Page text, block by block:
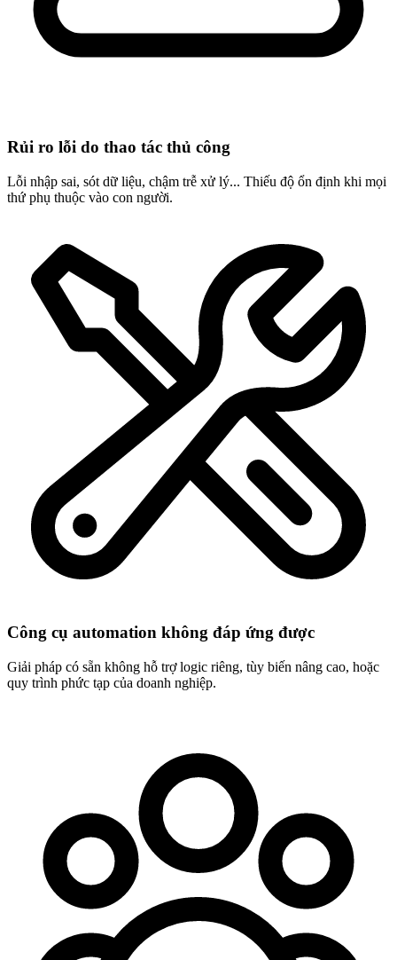
Rủi ro lỗi do thao tác thủ công
Lỗi nhập sai, sót dữ liệu, chậm trễ xử lý... Thiếu độ ổn định khi mọi
thứ phụ thuộc vào con người.
Công cụ automation không đáp ứng được
Giải pháp có sẵn không hỗ trợ logic riêng, tùy biến nâng cao, hoặc
quy trình phức tạp của doanh nghiệp.